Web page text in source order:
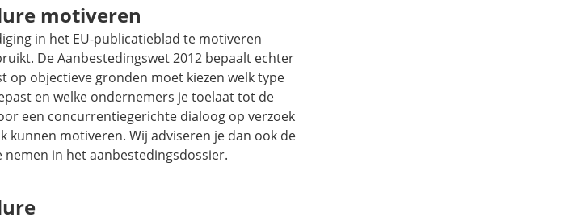
motiveren
in het EU-publicatieblad te motiveren
De Aanbestedingswet 2012 bepaalt echter
op objectieve gronden moet kiezen welk type
en welke ondernemers je toelaat tot de
een concurrentiegerichte dialoog op verzoek
kunnen motiveren. Wij adviseren je dan ook de
in het aanbestedingsdossier.